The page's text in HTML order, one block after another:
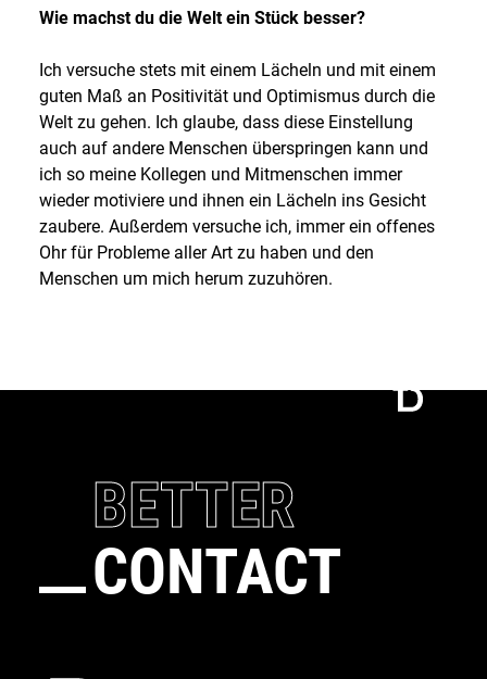
Wie machst du die Welt ein Stück besser?
Ich versuche stets mit einem Lächeln und mit einem
guten Maß an Positivität und Optimismus durch die
Welt zu gehen. Ich glaube, dass diese Einstellung
auch auf andere Menschen überspringen kann und
ich so meine Kollegen und Mitmenschen immer
wieder motiviere und ihnen ein Lächeln ins Gesicht
zaubere. Außerdem versuche ich, immer ein offenes
Ohr für Probleme aller Art zu haben und den
Menschen um mich herum zuzuhören.
BETTER
CONTACT